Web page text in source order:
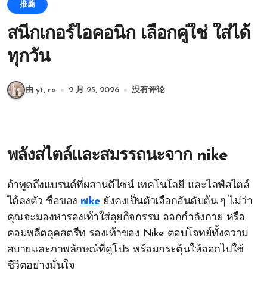
推薦
สนีกเกอร์ไอคอนิก เลือกคู่ใช่ ใส่ได้
ทุกวัน
由 yt, re 2 月 25, 2026 没有评论
พลังสไตล์และสมรรถนะจาก nike
ถ้าพูดถึงแบรนด์ที่ผสานดีไซน์ เทคโนโลยี และไลฟ์สไตล์
ได้ลงตัว ชื่อของ nikeยังคงเป็นตัวเลือกอันดับต้น ๆ ไม่ว่า
คุณจะมองหารองเท้าใส่ลุยกิจกรรม ออกกำลังกาย หรือ
คอมพลีตลุคสตรีท รองเท้าของ Nike ตอบโจทย์ทั้งความ
สบายและภาพลักษณ์ที่ดูโปร พร้อมกระตุ้นให้ออกไปใช้
ชีวิตอย่างมั่นใจ